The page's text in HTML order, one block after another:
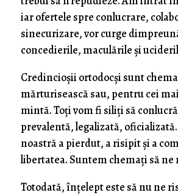
iar ofertele spre conlucrare,
sinecurizare, vor curge
concedierile, maculările și
Credincioșii ortodocși sunt
mărturisească sau, pentru cei
mintă. Toți vom fi siliți să
prevalentă, legalizată,
noastră a pierdut, a risipit și a
libertatea. Suntem chemați să ne
Totodată, înțelept este să nu ne